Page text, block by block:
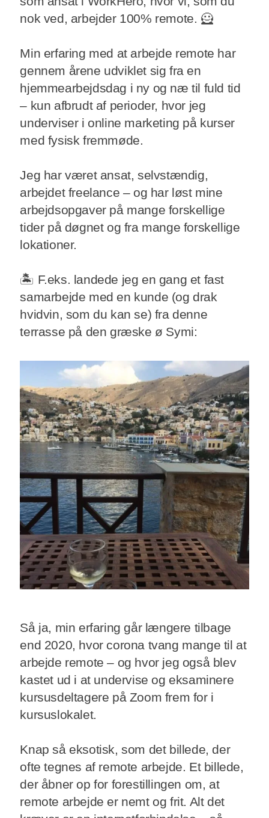
nok ved, arbejder 100% remote. 🦸
Min erfaring med at arbejde remote har
gennem årene udviklet sig fra en
hjemmearbejdsdag i ny og næ til fuld tid
– kun afbrudt af perioder, hvor jeg
underviser i online marketing på kurser
med fysisk fremmøde.
Jeg har været ansat, selvstændig,
arbejdet freelance – og har løst mine
arbejdsopgaver på mange forskellige
tider på døgnet og fra mange forskellige
lokationer.
🏝 F.eks. landede jeg en gang et fast
samarbejde med en kunde (og drak
hvidvin, som du kan se) fra denne
terrasse på den græske ø Symi:
Så ja, min erfaring går længere tilbage
end 2020, hvor corona tvang mange til at
arbejde remote – og hvor jeg også blev
kastet ud i at undervise og eksaminere
kursusdeltagere på Zoom frem for i
kursuslokalet.
Knap så eksotisk, som det billede, der
ofte tegnes af remote arbejde. Et billede,
der åbner op for forestillingen om, at
remote arbejde er nemt og frit. Alt det